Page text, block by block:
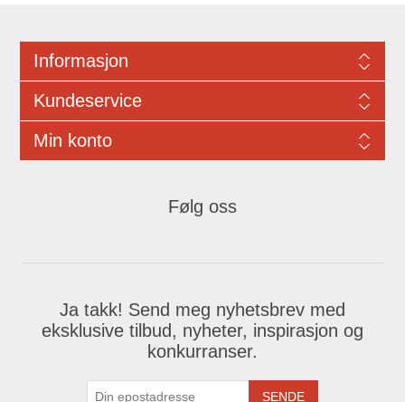
Informasjon
Kundeservice
Min konto
Følg oss
Ja takk! Send meg nyhetsbrev med
eksklusive tilbud, nyheter, inspirasjon og
konkurranser.
SENDE